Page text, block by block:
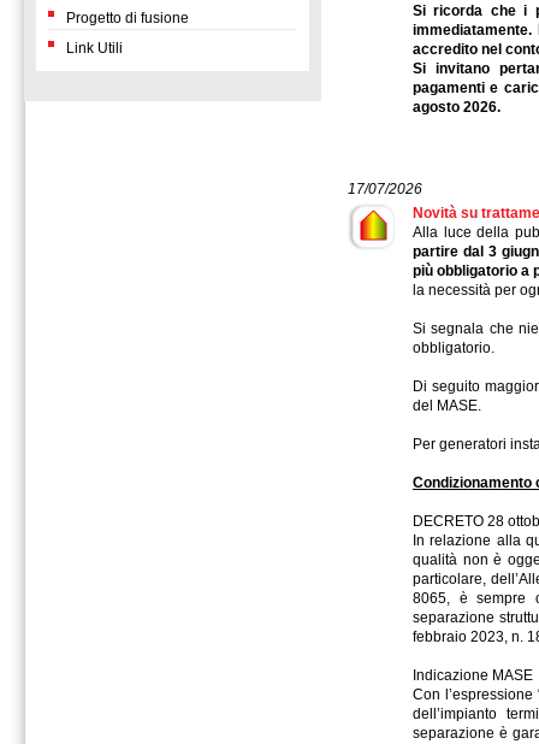
Progetto di fusione
Link Utili
Si ricorda che i
accredito nel
Si invitano
pagamenti e
agosto 2026.
17/07/2026
Novità su
Alla luce della
partire dal 3
più obbligatorio a
la necessità per
Si segnala che
obbligatorio.
Di seguito
del MASE.
Per generatori
Condizionamento
DECRETO 28
In relazione alla
qualità non è
particolare,
8065, è sempre
separazione
febbraio 2023, n.
Indicazione MASE
Con
dell’impianto
separazione è